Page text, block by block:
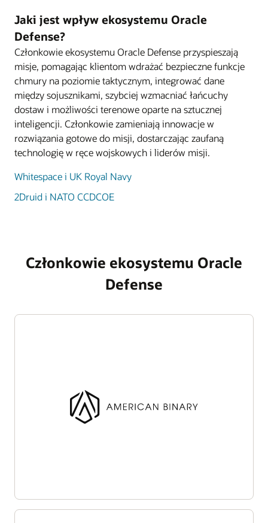
Jaki jest wpływ ekosystemu Oracle
Defense?
Członkowie ekosystemu Oracle Defense przyspieszają
misje, pomagając klientom wdrażać bezpieczne funkcje
chmury na poziomie taktycznym, integrować dane
między sojusznikami, szybciej wzmacniać łańcuchy
dostaw i możliwości terenowe oparte na sztucznej
inteligencji. Członkowie zamieniają innowacje w
rozwiązania gotowe do misji, dostarczając zaufaną
technologię w ręce wojskowych i liderów misji.
Whitespace i UK Royal Navy
2Druid i NATO CCDCOE
Członkowie ekosystemu Oracle
Defense